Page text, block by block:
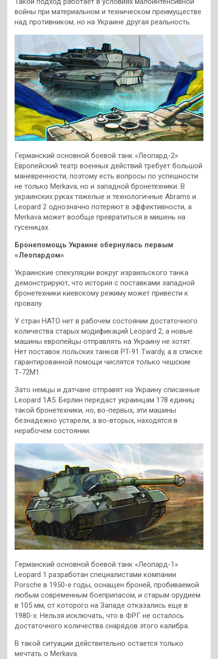
войны при материальном и техническом преимуществе
над противником, но на Украине другая реальность.
Германский основной боевой танк «Леопард-2»
Европейский театр военных действий требует большой
маневренности, поэтому есть вопросы по успешности
не только Merkava, но и западной бронетехники. В
украинских руках тяжелые и технологичные Abrams и
Leopard 2 однозначно потеряют в эффективности, а
Merkava может вообще превратиться в мишень на
гусеницах.
Бронепомощь Украине обернулась первым
«Леопардом»
Украинские спекуляции вокруг израильского танка
демонстрируют, что история с поставками западной
бронетехники киевскому режиму может привести к
провалу.
У стран НАТО нет в рабочем состоянии достаточного
количества старых модификаций Leopard 2, а новые
машины европейцы отправлять на Украину не хотят.
Нет поставок польских танков PT-91 Twardy, а в списке
гарантированной помощи числятся только чешские
Т-72М1.
Зато немцы и датчане отправят на Украину списанные
Leopard 1A5. Берлин передаст украинцам 178 единиц
такой бронетехники, но, во-первых, эти машины
безнадежно устарели, а во-вторых, находятся в
нерабочем состоянии.
Германский основной боевой танк «Леопард-1»
Leopard 1 разработан специалистами компании
Porsche в 1950-е годы, оснащен броней, пробиваемой
любым современным боеприпасом, и старым орудием
в 105 мм, от которого на Западе отказались еще в
1980-х. Нельзя исключать, что в ФРГ не осталось
достаточного количества снарядов этого калибра.
В такой ситуации действительно остается только
мечтать о Merkava.